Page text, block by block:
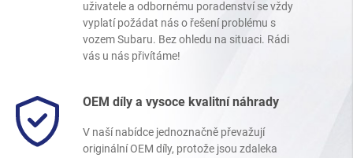
uživatele a odbornému poradenství se vždy
vyplatí požádat nás o řešení problému s
vozem Subaru. Bez ohledu na situaci. Rádi
vás u nás přivítáme!
OEM díly a vysoce kvalitní náhrady
V naší nabídce jednoznačně převažují
originální OEM díly, protože jsou zdaleka